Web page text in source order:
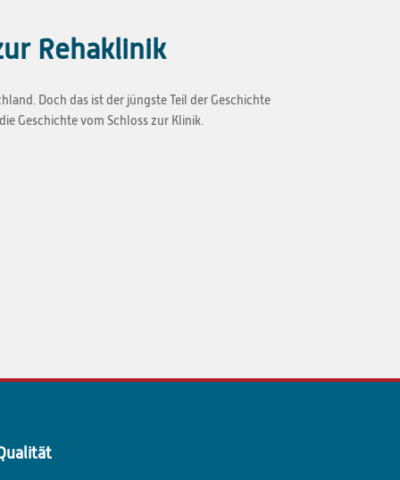
Rehaklinik
Doch das ist der jüngste Teil der Geschichte
Geschichte vom Schloss zur Klinik.